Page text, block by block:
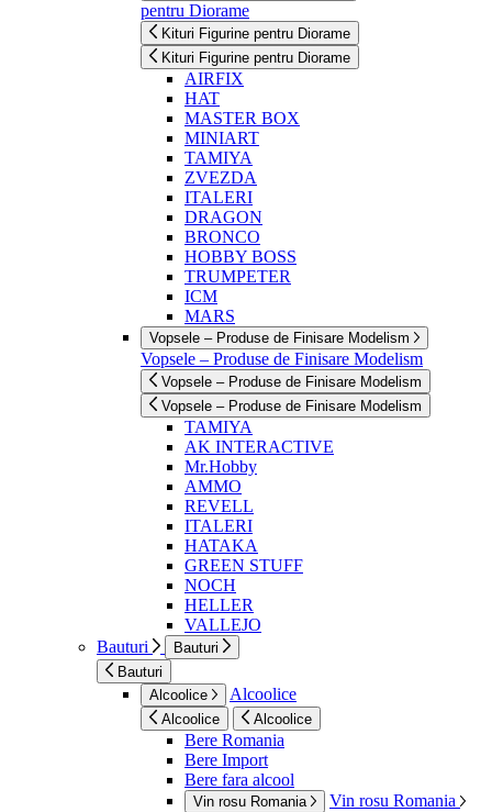
pentru Diorame
Kituri Figurine pentru Diorame
Kituri Figurine pentru Diorame
AIRFIX
HAT
MASTER BOX
MINIART
TAMIYA
ZVEZDA
ITALERI
DRAGON
BRONCO
HOBBY BOSS
TRUMPETER
ICM
MARS
Vopsele – Produse de Finisare Modelism
Vopsele – Produse de Finisare Modelism
Vopsele – Produse de Finisare Modelism
Vopsele – Produse de Finisare Modelism
TAMIYA
AK INTERACTIVE
Mr.Hobby
AMMO
REVELL
ITALERI
HATAKA
GREEN STUFF
NOCH
HELLER
VALLEJO
Bauturi
Bauturi
Bauturi
Alcoolice
Alcoolice
Alcoolice Alcoolice
Bere Romania
Bere Import
Bere fara alcool
Vin rosu Romania Vin rosu Romania